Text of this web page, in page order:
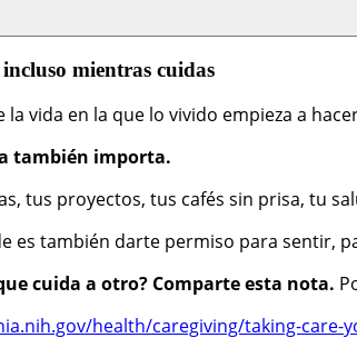
mientras cuidas
la vida en la que lo vivido empieza a
también importa.
tus proyectos, tus cafés sin prisa, tu
es también darte permiso para sentir,
cuida a otro? Comparte esta nota.
health/caregiving/taking-care-